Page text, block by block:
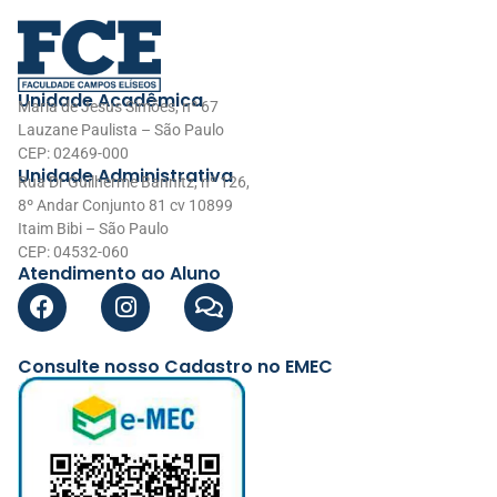
Unidade Acadêmica
Maria de Jesus Simões, nº 67
Lauzane Paulista – São Paulo
CEP: 02469-000
Unidade Administrativa
Rua Dr Guilherme Bannitz, nº 126,
8º Andar Conjunto 81 cv 10899
Itaim Bibi – São Paulo
CEP: 04532-060
Atendimento ao Aluno
Consulte nosso Cadastro no EMEC